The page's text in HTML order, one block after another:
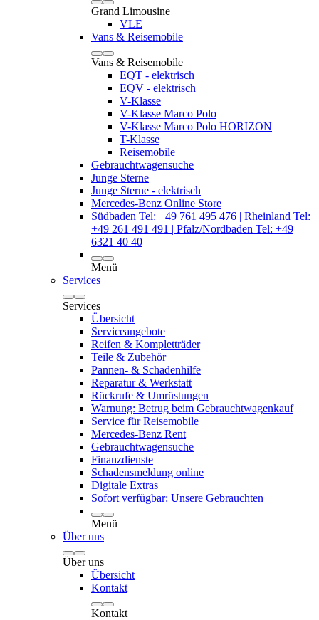
Grand Limousine
VLE
Vans & Reisemobile
Vans & Reisemobile
EQT - elektrisch
EQV - elektrisch
V-Klasse
V-Klasse Marco Polo
V-Klasse Marco Polo HORIZON
T-Klasse
Reisemobile
Gebrauchtwagensuche
Junge Sterne
Junge Sterne - elektrisch
Mercedes-Benz Online Store
Südbaden Tel: +49 761 495 476 | Rheinland Tel:
+49 261 491 491 | Pfalz/Nordbaden Tel: +49
6321 40 40
Menü
Services
Services
Übersicht
Serviceangebote
Reifen & Kompletträder
Teile & Zubehör
Pannen- & Schadenhilfe
Reparatur & Werkstatt
Rückrufe & Umrüstungen
Warnung: Betrug beim Gebrauchtwagenkauf
Service für Reisemobile
Mercedes-Benz Rent
Gebrauchtwagensuche
Finanzdienste
Schadensmeldung online
Digitale Extras
Sofort verfügbar: Unsere Gebrauchten
Menü
Über uns
Über uns
Übersicht
Kontakt
Kontakt